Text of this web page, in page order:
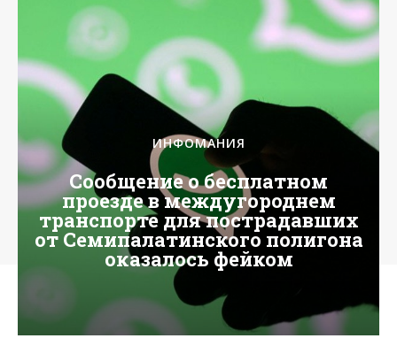
ИНФОМАНИЯ
Сообщение о бесплатном
проезде в междугороднем
транспорте для пострадавших
от Семипалатинского полигона
оказалось фейком